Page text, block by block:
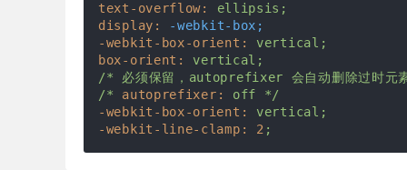
text-overflow:
ellipsis;
display:
-webkit-box;
-webkit-box-orient:
vertical;
box-orient:
vertical;
/*
必须保留，autoprefixer
会自动删除过时元
/*
autoprefixer: off
*/
-webkit-box-orient:
vertical;
-webkit-line-clamp:
2 ;